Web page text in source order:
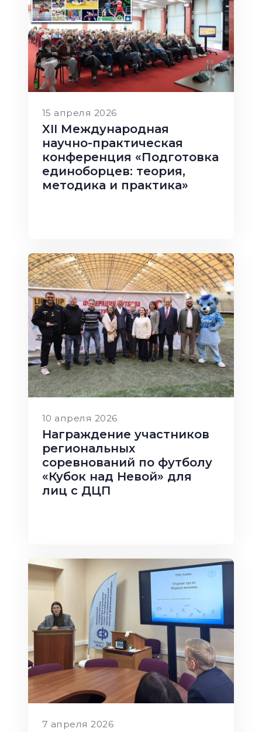
15 апреля 2026
XII Международная
научно-практическая
конференция «Подготовка
единоборцев: теория,
методика и практика»
10 апреля 2026
Награждение участников
региональных
соревнований по футболу
«Кубок над Невой» для
лиц с ДЦП
7 апреля 2026